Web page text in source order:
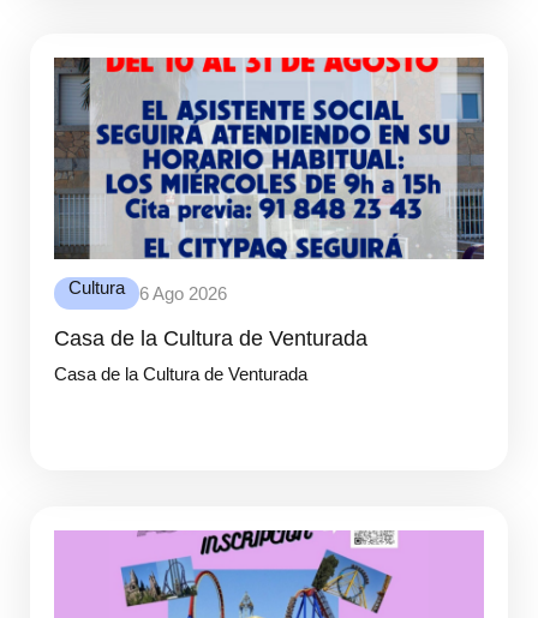
Cultura 6 Ago 2026
Casa de la Cultura de Venturada
Casa de la Cultura de Venturada